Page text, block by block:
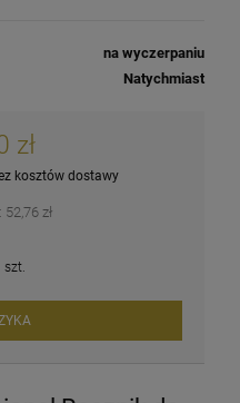
na wyczerpaniu
Natychmiast
zł
kosztów dostawy
52,76 zł
szt.